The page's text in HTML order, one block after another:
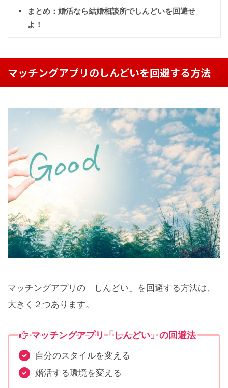
まとめ：婚活なら結婚相談所でしんどいを回避せ
よ！
マッチングアプリのしんどいを回避する方法
マッチングアプリの「しんどい」を回避する方法は、
大きく２つあります。
マッチングアプリ「しんどい」の回避法
自分のスタイルを変える
婚活する環境を変える